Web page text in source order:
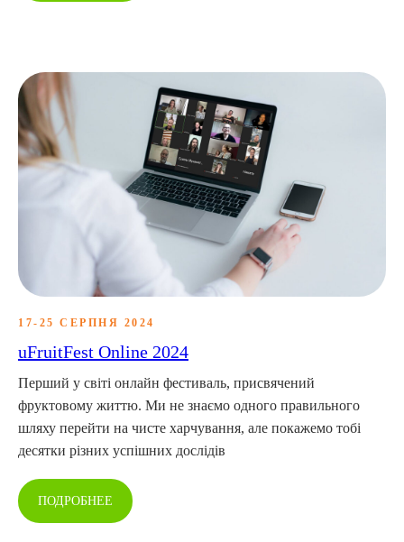
17-25 СЕРПНЯ 2024
uFruitFest Online 2024
Перший у світі онлайн фестиваль, присвячений
фруктовому життю. Ми не знаємо одного правильного
шляху перейти на чисте харчування, але покажемо тобі
десятки різних успішних дослідів
ПОДРОБНЕЕ